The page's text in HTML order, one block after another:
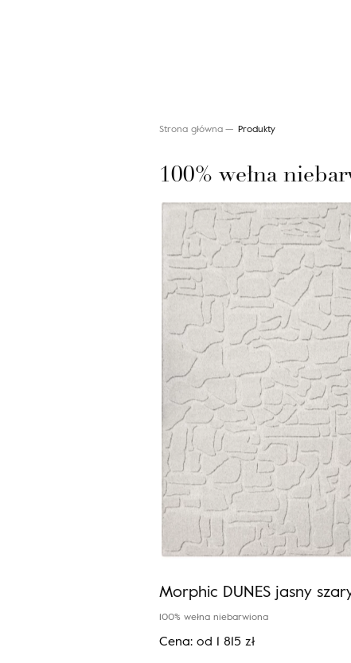
Strona główna Produkty
100% wełna
Morphic DUNES jasny
100% wełna niebarwiona
Cena: od 1 815 zł
Wyszukaj produkt